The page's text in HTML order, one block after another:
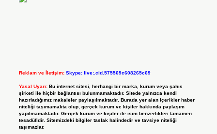
Reklam ve İletişim: Skype: live:.cid.575569c608265c69
Yasal Uyarı: Bu internet sitesi, herhangi bir marka, kurum veya şahıs
şirketi ile hiçbir bağlantısı bulunmamaktadır. Sitede yalnızca kendi
hazırladığımız makaleler paylaşılmaktadır. Burada yer alan içerikler haber
niteliği taşımamakta olup, gerçek kurum ve kişiler hakkında paylaşım
yapılmamaktadır. Gerçek kurum ve kişiler ile isim benzerlikleri tamamen
tesadüfidir. Sitemizdeki bilgiler taslak halindedir ve tavsiye niteliği
taşımazlar.